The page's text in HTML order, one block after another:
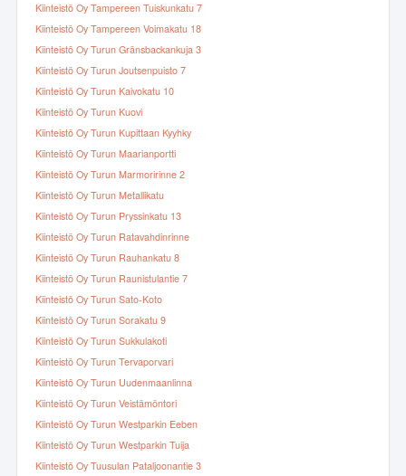
Kiinteistö Oy Tampereen Tuiskunkatu 7
Kiinteistö Oy Tampereen Voimakatu 18
Kiinteistö Oy Turun Gränsbackankuja 3
Kiinteistö Oy Turun Joutsenpuisto 7
Kiinteistö Oy Turun Kaivokatu 10
Kiinteistö Oy Turun Kuovi
Kiinteistö Oy Turun Kupittaan Kyyhky
Kiinteistö Oy Turun Maarianportti
Kiinteistö Oy Turun Marmoririnne 2
Kiinteistö Oy Turun Metallikatu
Kiinteistö Oy Turun Pryssinkatu 13
Kiinteistö Oy Turun Ratavahdinrinne
Kiinteistö Oy Turun Rauhankatu 8
Kiinteistö Oy Turun Raunistulantie 7
Kiinteistö Oy Turun Sato-Koto
Kiinteistö Oy Turun Sorakatu 9
Kiinteistö Oy Turun Sukkulakoti
Kiinteistö Oy Turun Tervaporvari
Kiinteistö Oy Turun Uudenmaanlinna
Kiinteistö Oy Turun Veistämöntori
Kiinteistö Oy Turun Westparkin Eeben
Kiinteistö Oy Turun Westparkin Tuija
Kiinteistö Oy Tuusulan Pataljoonantie 3